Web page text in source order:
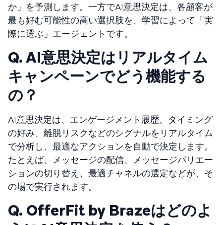
か」を予測します。一方でAI意思決定は、各顧客が
最も好む可能性の高い選択肢を、学習によって「実
際に選ぶ」エージェントです。
Q. AI意思決定はリアルタイム
キャンペーンでどう機能する
の？
AI意思決定は、エンゲージメント履歴、タイミング
の好み、離脱リスクなどのシグナルをリアルタイム
で分析し、最適なアクションを自動で決定します。
たとえば、メッセージの配信、メッセージバリエー
ションの切り替え、最適チャネルの選定などが、そ
の場で実行されます。
Q. OfferFit by Brazeはどのよ